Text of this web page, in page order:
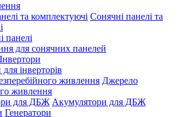
Сонячні панелі та
панелі
для сонячних панелей
Інвертори
інверторів
Джерело
живлення
Акумулятори для ДБЖ
Генератори